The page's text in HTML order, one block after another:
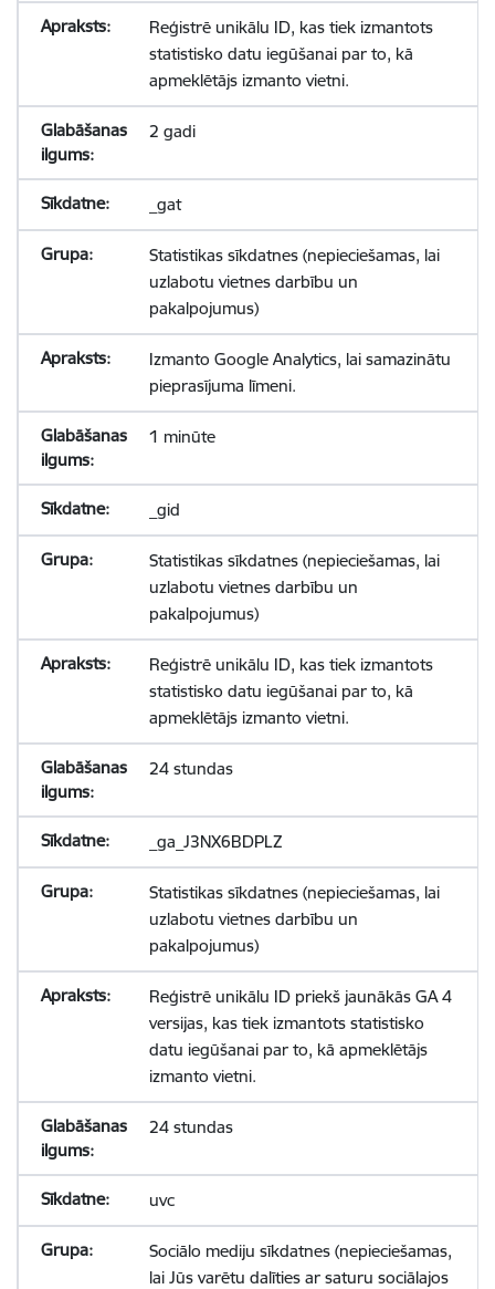
Reģistrē unikālu ID, kas tiek izmantots
statistisko datu iegūšanai par to, kā
apmeklētājs izmanto vietni.
2 gadi
_gat
Statistikas sīkdatnes (nepieciešamas, lai
uzlabotu vietnes darbību un
pakalpojumus)
Izmanto Google Analytics, lai samazinātu
pieprasījuma līmeni.
1 minūte
_gid
Statistikas sīkdatnes (nepieciešamas, lai
uzlabotu vietnes darbību un
pakalpojumus)
Reģistrē unikālu ID, kas tiek izmantots
statistisko datu iegūšanai par to, kā
apmeklētājs izmanto vietni.
24 stundas
_ga_J3NX6BDPLZ
Statistikas sīkdatnes (nepieciešamas, lai
uzlabotu vietnes darbību un
pakalpojumus)
Reģistrē unikālu ID priekš jaunākās GA 4
versijas, kas tiek izmantots statistisko
datu iegūšanai par to, kā apmeklētājs
izmanto vietni.
24 stundas
uvc
Sociālo mediju sīkdatnes (nepieciešamas,
lai Jūs varētu dalīties ar saturu sociālajos